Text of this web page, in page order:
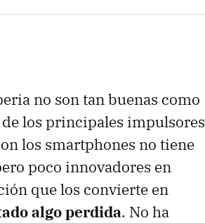
no son tan buenas como
los principales impulsores
los smartphones no tiene
poco innovadores en
que los convierte en
algo perdida. No ha